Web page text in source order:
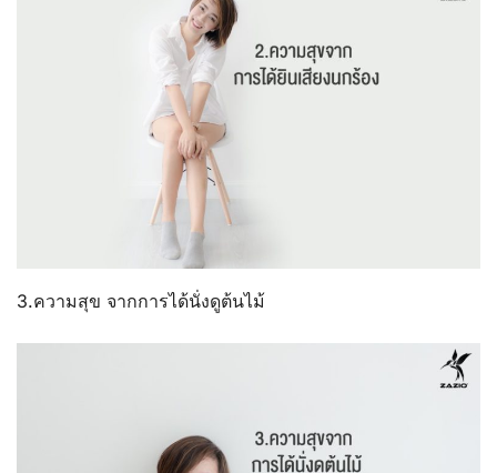
3.ความสุข จากการได้นั่งดูต้นไม้